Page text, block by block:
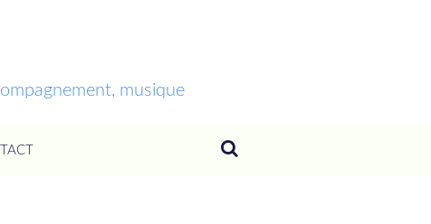
musique